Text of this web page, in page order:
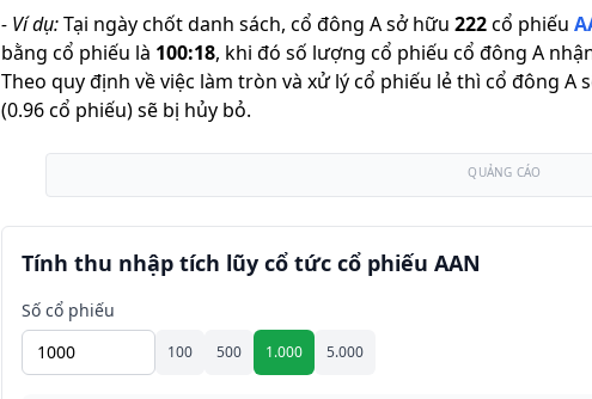
- Ví dụ:Tại ngày chốt danh sách, cổ đông A sở hữu 222cổ phiếu
bằng cổ phiếu là 100:18, khi đó số lượng cổ phiếu cổ đông A
Theo quy định về việc làm tròn và xử lý cổ phiếu lẻ thì cổ đông A
(0.96 cổ phiếu) sẽ bị hủy bỏ.
QUẢNG CÁO
Tính thu nhập tích lũy cổ tức cổ phiếu AAN
Số cổ phiếu
100 500 1.000 5.000